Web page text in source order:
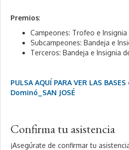
Premios:
Campeones: Trofeo e
Subcampeones: Bandeja e
Terceros: Bandeja e Insignia
PULSA AQUÍ PARA VER LAS
Dominó_SAN JOSÉ
Confirma tu asistencia
¡Asegúrate de confirmar tu